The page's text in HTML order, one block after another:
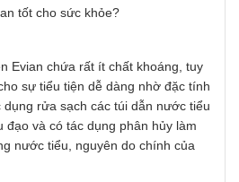
tốt cho sức khỏe?
Evian chứa rất ít chất khoáng, tuy
sự tiểu tiện dễ dàng nhờ đặc tính
dụng rửa sạch các túi dẫn nước tiểu
đạo và có tác dụng phân hủy làm
nước tiểu, nguyên do chính của